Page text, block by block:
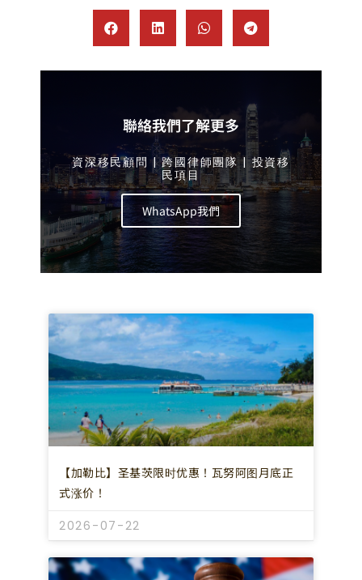
聯絡我們了解更多
資深移民顧問 | 跨國律師團隊 | 投資移
民項目
WhatsApp我們
【加勒比】圣基茨限时优惠！瓦努阿图月底正
式涨价！
2026-07-22